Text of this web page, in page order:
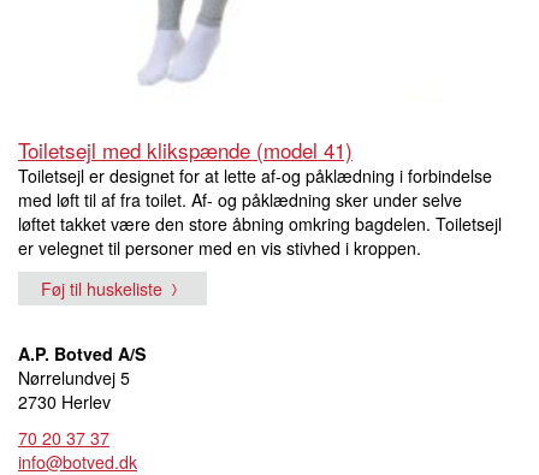
Toiletsejl med klikspænde (model 41)
Toiletsejl er designet for at lette af-og påklædning i forbindelse
med løft til af fra toilet. Af- og påklædning sker under selve
løftet takket være den store åbning omkring bagdelen. Toiletsejl
er velegnet til personer med en vis stivhed i kroppen.
Føj til huskeliste
A.P. Botved A/S
Nørrelundvej 5
2730 Herlev
70 20 37 37
info@botved.dk